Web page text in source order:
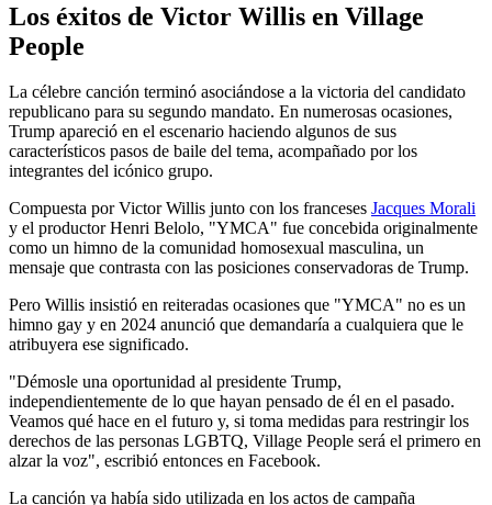
Los éxitos de Victor Willis en Village
People
La célebre canción terminó asociándose a la victoria del candidato
republicano para su segundo mandato. En numerosas ocasiones,
Trump apareció en el escenario haciendo algunos de sus
característicos pasos de baile del tema, acompañado por los
integrantes del icónico grupo.
Compuesta por Victor Willis junto con los franceses Jacques Morali
y el productor Henri Belolo, "YMCA" fue concebida originalmente
como un himno de la comunidad homosexual masculina, un
mensaje que contrasta con las posiciones conservadoras de Trump.
Pero Willis insistió en reiteradas ocasiones que "YMCA" no es un
himno gay y en 2024 anunció que demandaría a cualquiera que le
atribuyera ese significado.
"Démosle una oportunidad al presidente Trump,
independientemente de lo que hayan pensado de él en el pasado.
Veamos qué hace en el futuro y, si toma medidas para restringir los
derechos de las personas LGBTQ, Village People será el primero en
alzar la voz", escribió entonces en Facebook.
La canción ya había sido utilizada en los actos de campaña